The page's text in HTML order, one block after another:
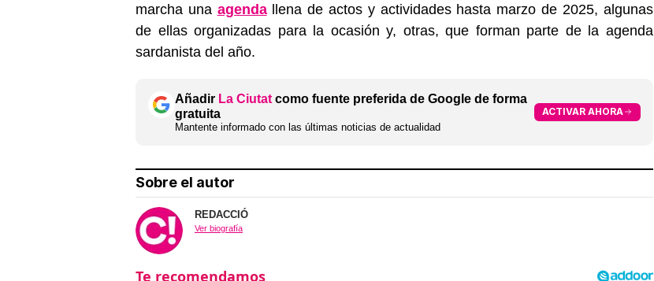
marcha una agendallena de actos y actividades hasta marzo de 2025, algunas
de ellas organizadas para la ocasión y, otras, que forman parte de la agenda
sardanista del año.
Añadir La Ciutat como fuente preferida de Google de forma
gratuita
Mantente informado con las últimas noticias de actualidad
ACTIVAR AHORA
Sobre el autor
REDACCIÓ
Ver biografía